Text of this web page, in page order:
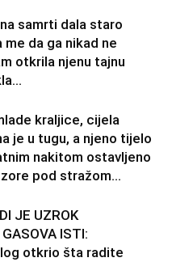
samrti dala staro
da ga nikad ne
otkrila njenu tajnu
kraljice, cijela
je u tugu, a njeno tijelo
nakitom ostavljeno
pod stražom...
JE UZROK
ISTI:
otkrio šta radite